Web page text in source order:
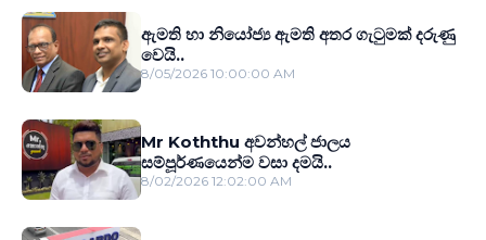
ඇමති හා නියෝජ්‍ය ඇමති අතර ගැටුමක් දරුණු
වෙයි..
8/05/2026 10:00:00 AM
Mr Koththu අවන්හල් ජාලය
සම්පූර්ණයෙන්ම වසා දමයි..
8/02/2026 12:02:00 AM